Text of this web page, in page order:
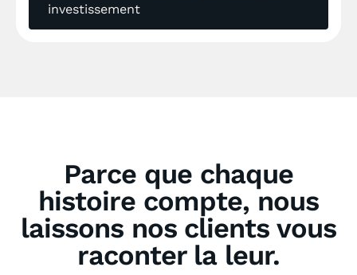
investissement
Parce que chaque
histoire compte, nous
laissons nos clients vous
raconter la leur.